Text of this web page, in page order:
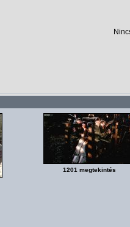
1201 megtekintés